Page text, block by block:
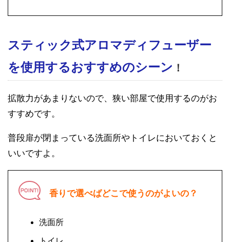
スティック式アロマディフューザー
を使用するおすすめのシーン ！
拡散力があまりないので、狭い部屋で使用するのがお
すすめです。
普段扉が閉まっている洗面所やトイレにおいておくと
いいですよ。
香りで選べばどこで使うのがよいの？
洗面所